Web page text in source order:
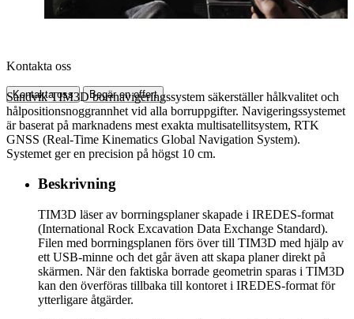
Kontakta oss
Kontakta oss Begär en offert
Sandvik TIM3D borrnavigeringssystem säkerställer hålkvalitet och
hålpositionsnoggrannhet vid alla borruppgifter. Navigeringssystemet
är baserat på marknadens mest exakta multisatellitsystem, RTK
GNSS (Real-Time Kinematics Global Navigation System).
Systemet ger en precision på högst 10 cm.
Beskrivning
TIM3D läser av borrningsplaner skapade i IREDES-format
(International Rock Excavation Data Exchange Standard).
Filen med borrningsplanen förs över till TIM3D med hjälp av
ett USB-minne och det går även att skapa planer direkt på
skärmen. När den faktiska borrade geometrin sparas i TIM3D
kan den överföras tillbaka till kontoret i IREDES-format för
ytterligare åtgärder.